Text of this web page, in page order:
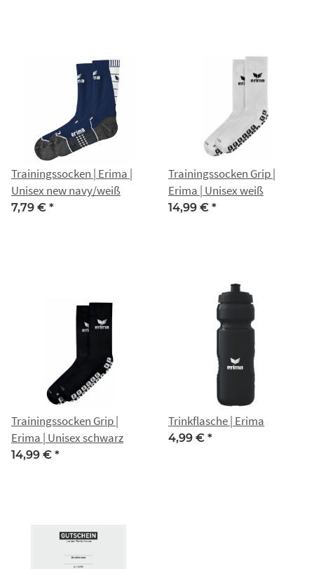
Trainingssocken | Erima |
Unisex new navy/weiß
7,79 € *
Trainingssocken Grip |
Erima | Unisex weiß
14,99 € *
Trainingssocken Grip |
Erima | Unisex schwarz
14,99 € *
Trinkflasche | Erima
4,99 € *